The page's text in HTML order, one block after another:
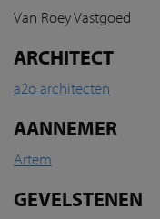
Van Roey Vastgoed
ARCHITECT
a2o architecten
AANNEMER
Artem
GEVELSTENEN